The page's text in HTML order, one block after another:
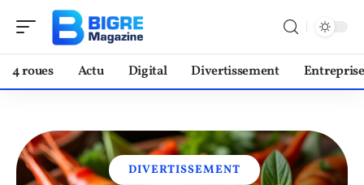
4 roues Actu Digital Divertissement Entreprise
DIVERTISSEMENT